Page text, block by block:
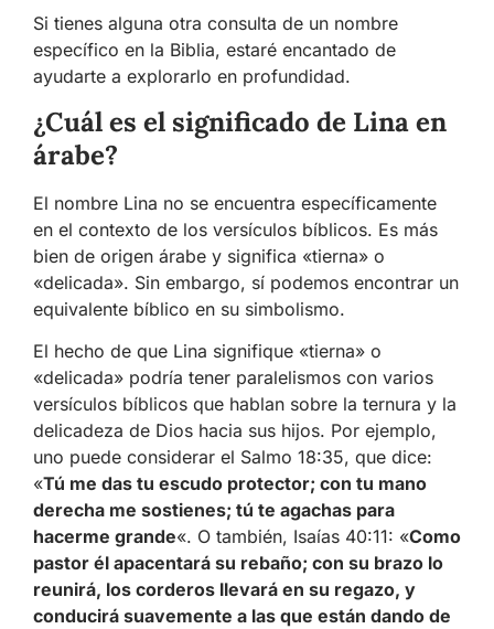
Si tienes alguna otra consulta de un nombre
específico en la Biblia, estaré encantado de
ayudarte a explorarlo en profundidad.
¿Cuál es el significado de Lina en
árabe?
El nombre Lina no se encuentra específicamente
en el contexto de los versículos bíblicos. Es más
bien de origen árabe y significa «tierna» o
«delicada». Sin embargo, sí podemos encontrar un
equivalente bíblico en su simbolismo.
El hecho de que Lina signifique «tierna» o
«delicada» podría tener paralelismos con varios
versículos bíblicos que hablan sobre la ternura y la
delicadeza de Dios hacia sus hijos. Por ejemplo,
uno puede considerar el Salmo 18:35, que dice:
«Tú me das tu escudo protector; con tu mano
derecha me sostienes; tú te agachas para
hacerme grande«. O también, Isaías 40:11: «Como
pastor él apacentará su rebaño; con su brazo lo
reunirá, los corderos llevará en su regazo, y
conducirá suavemente a las que están dando de